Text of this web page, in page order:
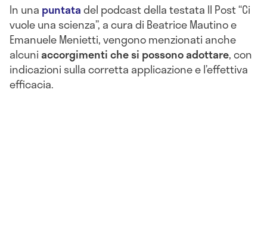
In una puntatadel podcast della testata Il Post “Ci
vuole una scienza”, a cura di Beatrice Mautino e
Emanuele Menietti, vengono menzionati anche
alcuniaccorgimenti che si possono adottare, con
indicazioni sulla corretta applicazione e l’effettiva
efficacia.